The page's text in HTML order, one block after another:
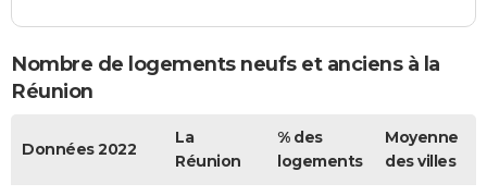
Nombre de logements neufs et anciens à la
Réunion
Données 2022
La
Réunion
% des
logements
Moyenne
des villes